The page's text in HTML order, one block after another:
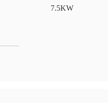
7.5KW